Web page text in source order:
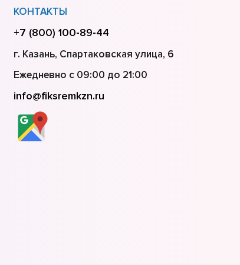
КОНТАКТЫ
+7 (800) 100-89-44
г. Казань, Спартаковская улица, 6
Ежедневно с 09:00 до 21:00
info@fiksremkzn.ru